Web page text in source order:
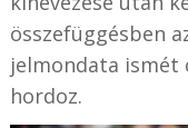
összefüggésben
jelmondata
hordoz.